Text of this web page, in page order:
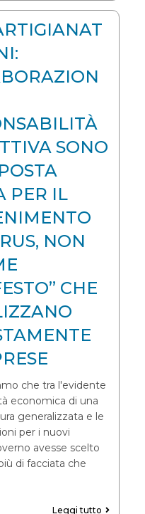
SONO
PER IL
NON
CHE
che tra l'evidente
economica di una
generalizzata e le
per i nuovi
avesse scelto
di facciata che
Leggi tutto